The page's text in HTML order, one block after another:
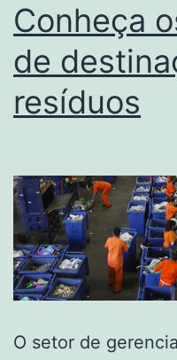
Conheça
de
resíduos
O setor de